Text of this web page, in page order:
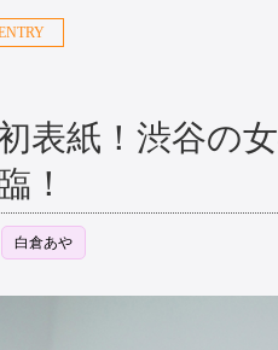
表紙！渋谷の
！
白倉あや